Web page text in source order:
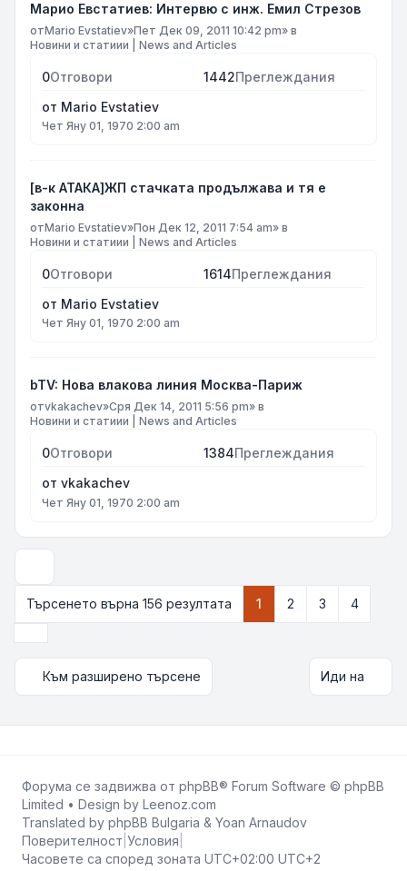
Марио Евстатиев: Интервю с инж. Емил Стрезов
отMario Evstatiev»Пет Дек 09, 2011 10:42 pm» в
Новини и статиии | News and Articles
0Отговори 1442Преглеждания
от Mario Evstatiev
Чет Яну 01, 1970 2:00 am
[в-к АТАКА]ЖП стачката продължава и тя е
законна
отMario Evstatiev»Пон Дек 12, 2011 7:54 am» в
Новини и статиии | News and Articles
0Отговори 1614Преглеждания
от Mario Evstatiev
Чет Яну 01, 1970 2:00 am
bTV: Нова влакова линия Москва-Париж
отvkakachev»Сря Дек 14, 2011 5:56 pm» в
Новини и статиии | News and Articles
0Отговори 1384Преглеждания
от vkakachev
Чет Яну 01, 1970 2:00 am
Търсенето върна 156 резултата
1 2 3
4
Към разширено търсене Иди на
Форума се задвижва от phpBB® Forum Software © phpBB
Limited • Design by Leenoz.com
Translated by phpBB Bulgaria & Yoan Arnaudov
Поверителност Условия
Часовете са според зоната UTC+02:00 UTC+2